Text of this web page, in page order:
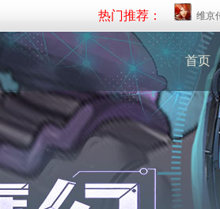
热门推荐： 维京
首页